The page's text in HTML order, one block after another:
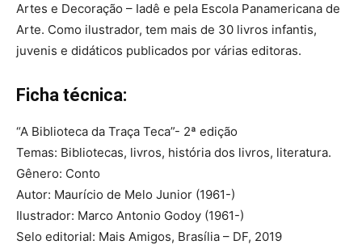
Artes e Decoração – Iadê e pela Escola Panamericana de
Arte. Como ilustrador, tem mais de 30 livros infantis,
juvenis e didáticos publicados por várias editoras.
Ficha técnica:
“A Biblioteca da Traça Teca”- 2ª edição
Temas: Bibliotecas, livros, história dos livros, literatura.
Gênero: Conto
Autor: Maurício de Melo Junior (1961-)
Ilustrador: Marco Antonio Godoy (1961-)
Selo editorial: Mais Amigos, Brasília – DF, 2019